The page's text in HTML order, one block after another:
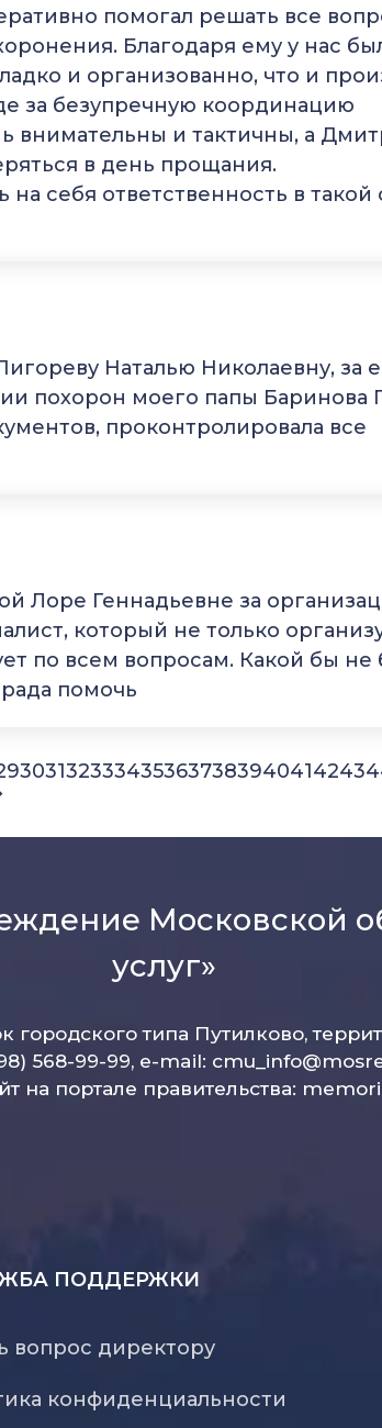
помогал решать все
Благодаря ему у нас
и организованно, что и
за безупречную координацию
внимательны и тактичны, а
в день прощания.
на себя ответственность в
Наталью Николаевну, за
похорон моего папы Баринова
проконтролировала все
Лоре Геннадьевне за
который не только
по всем вопросам. Какой бы не
помочь
3031323334353637383940414243
Московской
услуг»
городского типа Путилково,
568-99-99, e-mail:
на портале правительства:
ПОДДЕРЖКИ
вопрос директору
конфиденциальности